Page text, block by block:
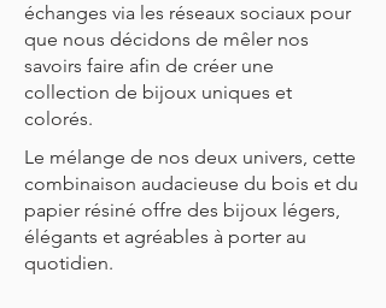
échanges via les réseaux sociaux pour
que nous décidons de mêler nos
savoirs faire afin de créer une
collection de bijoux uniques et
colorés.
Le mélange de nos deux univers, cette
combinaison audacieuse du bois et du
papier résiné offre des bijoux légers,
élégants et agréables à porter au
quotidien.